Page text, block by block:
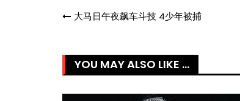
Post
navigation
大马日午夜飙车斗技 4少年被捕
YOU MAY ALSO LIKE ...